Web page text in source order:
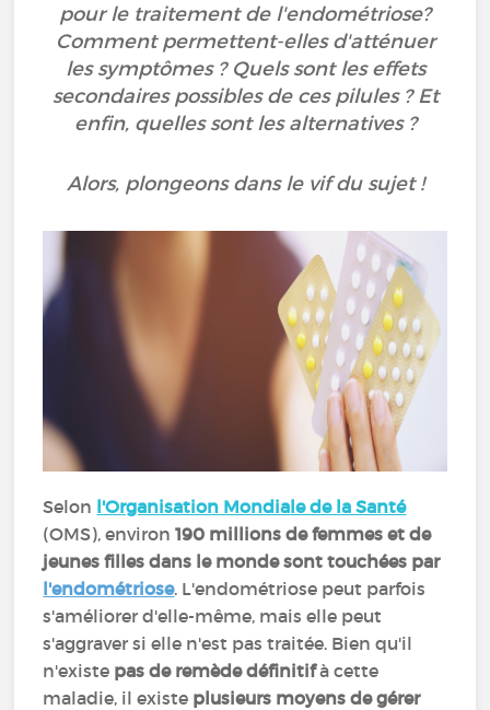
pour le traitement de l'endométriose?
Comment permettent-elles d'atténuer
les symptômes ? Quels sont les effets
secondaires possibles de ces pilules ? Et
enfin, quelles sont les alternatives ?
Alors, plongeons dans le vif du sujet !
Selon l'Organisation Mondiale de la Santé
(OMS), environ190 millions de femmes et de
jeunes filles dans le monde sont touchées par
l'endométriose. L'endométriose peut parfois
s'améliorer d'elle-même, mais elle peut
s'aggraver si elle n'est pas traitée. Bien qu'il
n'existe pas de remède définitifà cette
maladie, il existe plusieurs moyens de gérer